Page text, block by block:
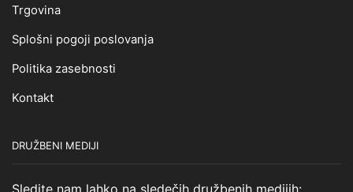
Trgovina
Splošni pogoji poslovanja
Politika zasebnosti
Kontakt
DRUŽBENI MEDIJI
Sledite nam lahko na sledečih družbenih medijih: